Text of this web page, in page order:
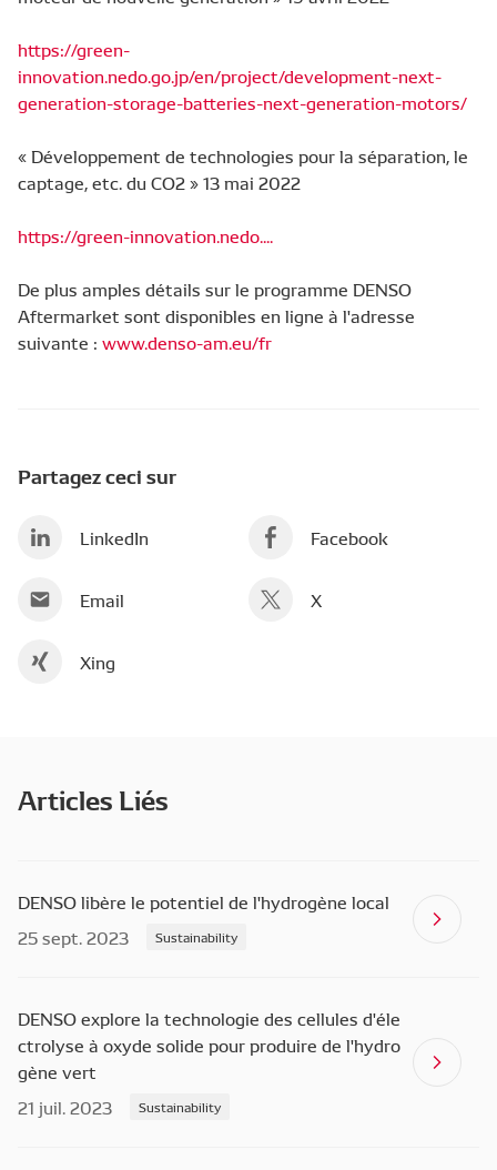
https://green-
innovation.nedo.go.jp/en/project/development-next-
generation-storage-batteries-next-generation-motors/
« Développement de technologies pour la séparation, le
captage, etc. du CO2 » 13 mai 2022
https://green-innovation.nedo....
De plus amples détails sur le programme DENSO
Aftermarket sont disponibles en ligne à l'adresse
suivante : www.denso-am.eu/fr
Partagez ceci sur
LinkedIn Facebook
Email X
Xing
Articles Liés
DENSO libère le potentiel de l'hydrogène local
25 sept. 2023
Sustainability
DENSO explore la technologie des cellules d'éle
ctrolyse à oxyde solide pour produire de l'hydro
gène vert
21 juil. 2023
Sustainability